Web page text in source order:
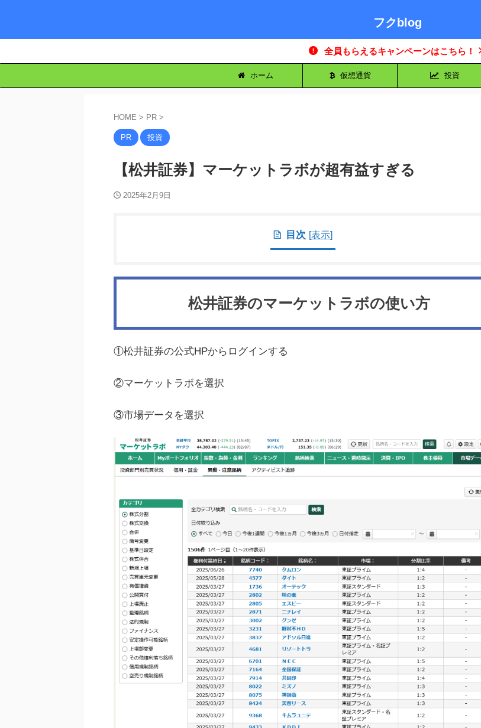
フクblog
全員もらえるキャンペーンはこちら！
ホーム 仮想通貨 投資
HOME > PR >
PR 投資
【松井証券】マーケットラボが超有益すぎる
2025年2月9日
目次 [表示]
松井証券のマーケットラボの使い方
①松井証券の公式HPからログインする
②マーケットラボを選択
③市場データを選択